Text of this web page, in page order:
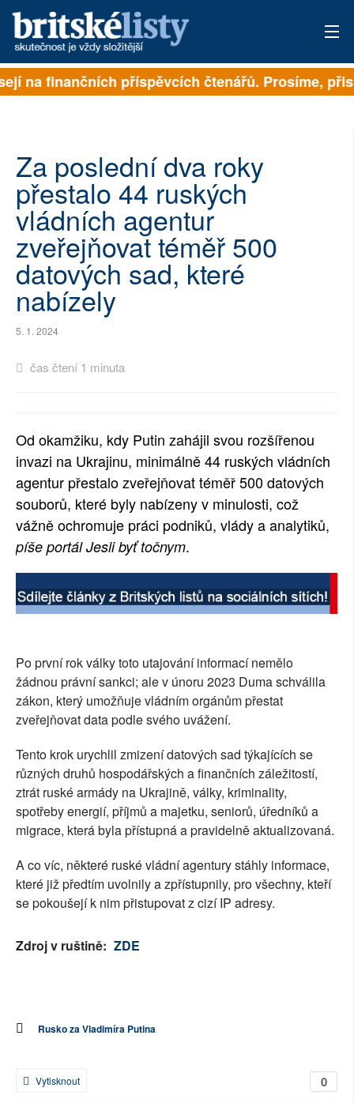
PŘIHLÁSIT
ARCHIV
ROZHOVORY
TÉMATA
NEJČTENĚJŠÍ ZA 7 DNÍ
AUTOŘI
PŘÍSPĚVKY NA PROVOZ
SOCIÁLNÍ SÍTĚ
PLNÁ VERZE STRÁNEK
na finančních příspěvcích čtenářů. Prosíme,
Za poslední dva roky
přestalo 44 ruských
vládních agentur
zveřejňovat téměř 500
datových sad, které
nabízely
5. 1. 2024
čas čtení 1 minuta
Od okamžiku, kdy Putin zahájil svou rozšířenou
invazi na Ukrajinu, minimálně 44 ruských vládních
agentur přestalo zveřejňovat téměř 500 datových
souborů, které byly nabízeny v minulosti, což
vážně ochromuje práci podniků, vlády a analytiků,
píše portál Jesli byť točnym.
Po první rok války toto utajování informací nemělo
žádnou právní sankci; ale v únoru 2023 Duma schválila
zákon, který umožňuje vládním orgánům přestat
zveřejňovat data podle svého uvážení.
Tento krok urychlil zmizení datových sad týkajících se
různých druhů hospodářských a finančních záležitostí,
ztrát ruské armády na Ukrajině, války, kriminality,
spotřeby energií, příjmů a majetku, seniorů, úředníků a
migrace, která byla přístupná a pravidelně aktualizovaná.
A co víc, některé ruské vládní agentury stáhly informace,
které již předtím uvolnily a zpřístupnily, pro všechny, kteří
se pokoušejí k nim přistupovat z cizí IP adresy.
Zdroj v ruštině: ZDE
Rusko za Vladimíra Putina
0
Vytisknout